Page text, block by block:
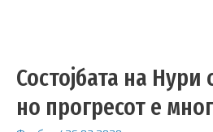
Состојбата на Нури
но прогресот е